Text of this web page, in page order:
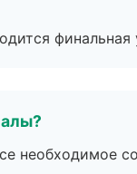
необходимое